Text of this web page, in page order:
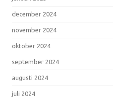
december 2024
november 2024
oktober 2024
september 2024
augusti 2024
juli 2024